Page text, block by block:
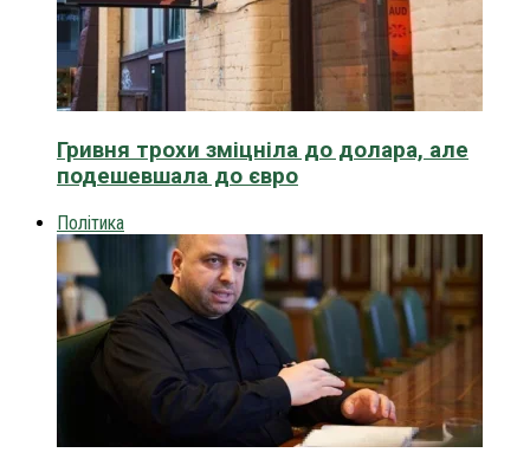
Гривня трохи зміцніла до долара, але
подешевшала до євро
Політика